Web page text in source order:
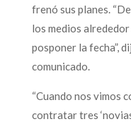
frenó sus planes.
los medios
posponer la fecha”,
comunicado.
“Cuando nos vimos
contratar tres